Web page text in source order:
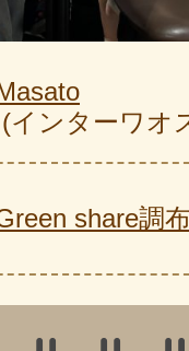
(インターワオ
share調